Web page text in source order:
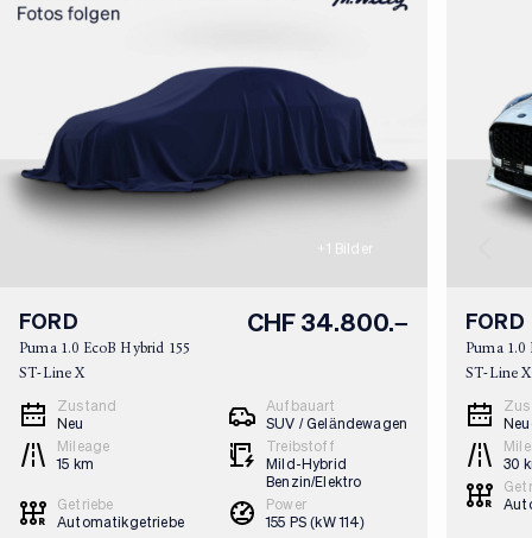
+ Bilder
FORD
Puma 1.0 EcoB Hybrid 155
ST-Line X
CHF 34.800.–
Zustand
Neu
Aufbauart
SUV / Geländewagen
Mileage
15 km
Treibstoff
Mild-Hybrid
Benzin/Elektro
Getriebe
Automatikgetriebe
Power
155 PS (kW 114)
FORD
Puma 1.0
ST-Line X
30